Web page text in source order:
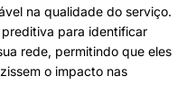
na qualidade do serviço.
para identificar
rede, permitindo que eles
o impacto nas